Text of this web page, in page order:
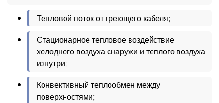
Тепловой поток от греющего кабеля;
Стационарное тепловое воздействие
холодного воздуха снаружи и теплого воздуха
изнутри;
Конвективный теплообмен между
поверхностями;